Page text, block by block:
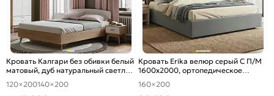
Кровать Калгари без обивки белый
матовый, дуб натуральный светлый
1400x2000, изголовье жесткое
120×200140×200
Кровать Erika велюр серый С П/М
1600x2000, ортопедическое
основание, изголовье мягкое
160×200